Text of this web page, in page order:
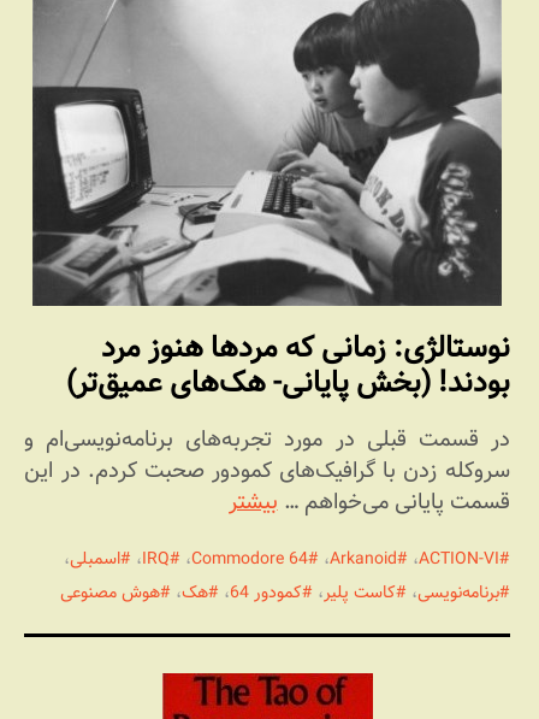
نوستالژی: زمانی که مردها هنوز مرد
بودند! (بخش پایانی- هک‌های عمیق‌تر)
در قسمت قبلی در مورد تجربه‌های برنامه‌نویسی‌ام و
سروکله زدن با گرافیک‌های کمودور صحبت کردم. در این
قسمت پایانی می‌خواهم …بیشتر
ACTION-VI، Arkanoid، Commodore 64، IRQ، اسمبلی،
برنامه‌نویسی، کاست پلیر، کمودور 64 ، هک، هوش مصنوعی